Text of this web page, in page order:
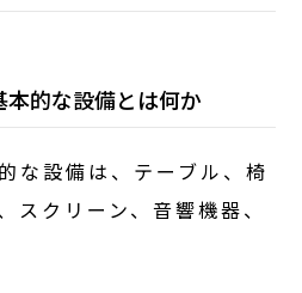
的な設備とは何か
な設備は、テーブル、椅
スクリーン、音響機器、